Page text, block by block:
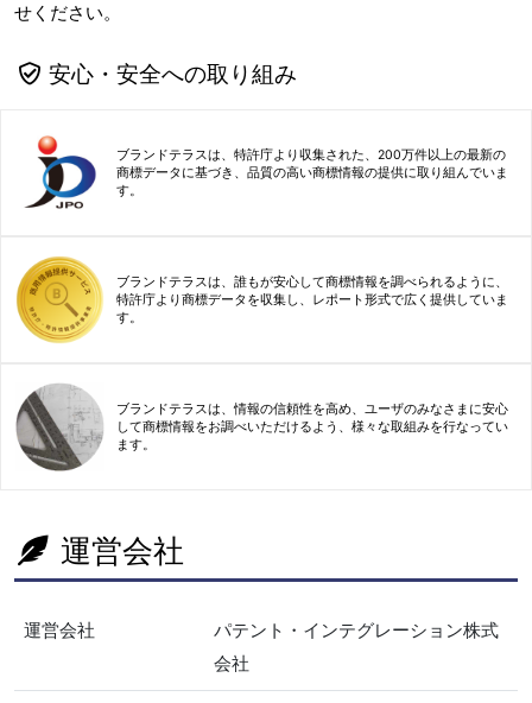
せください。
安心・安全への取り組み
ブランドテラスは、特許庁より収集された、200万件以上の最新の
商標データに基づき、品質の高い商標情報の提供に取り組んでいま
す。
ブランドテラスは、誰もが安心して商標情報を調べられるように、
特許庁より商標データを収集し、レポート形式で広く提供していま
す。
ブランドテラスは、情報の信頼性を高め、ユーザのみなさまに安心
して商標情報をお調べいただけるよう、様々な取組みを行なってい
ます。
運営会社
運営会社
パテント・インテグレーション株式
会社